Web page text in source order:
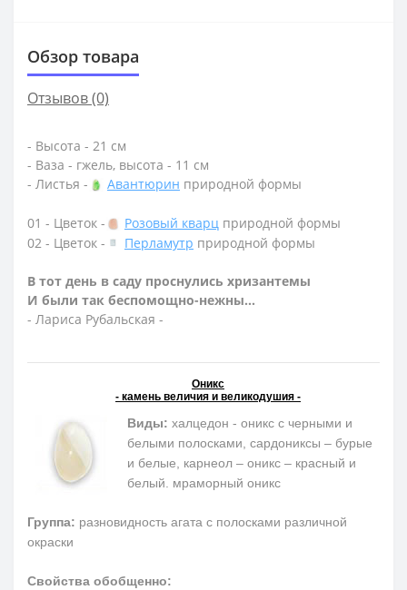
Обзор товара
Отзывов (0)
- Высота - 21 см
- Ваза - гжель, высота - 11 см
- Листья -
Авантюрин природной формы
01 - Цветок - Розовый кварц природной формы
02 - Цветок -
Перламутр природной формы
В тот день в саду проснулись хризантемы
И были так беспомощно-нежны...
- Лариса Рубальская -
Оникс
- камень величия и великодушия -
Виды: халцедон - оникс с черными и
белыми полосками, сардониксы – бурые
и белые, карнеол – оникс – красный и
белый. мраморный оникс
Группа: разновидность агата с полосками различной
окраски
Свойства обобщенно: